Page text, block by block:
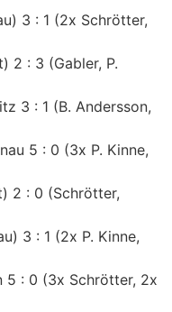
3 : 1 (2x Schrötter,
2 : 3 (Gabler, P.
3 : 1 (B. Andersson,
5 : 0 (3x P. Kinne,
2 : 0 (Schrötter,
3 : 1 (2x P. Kinne,
5 : 0 (3x Schrötter, 2x